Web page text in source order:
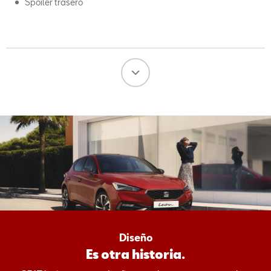
Diseño
Es otra historia.